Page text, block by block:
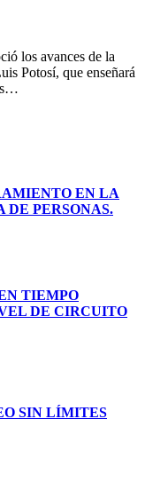
los avances de la
Potosí, que enseñará
EN LA
DE PERSONAS.
TIEMPO
DE CIRCUITO
SIN LÍMITES